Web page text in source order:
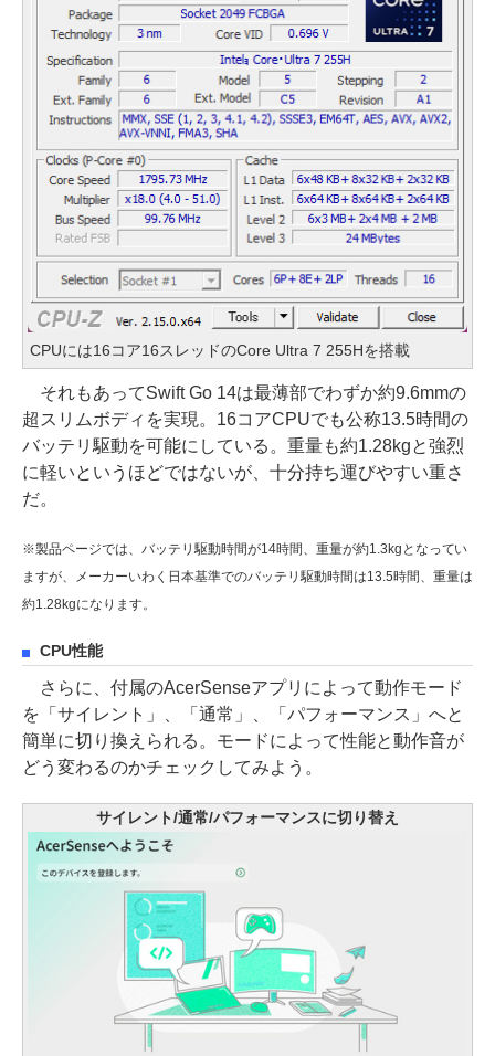
CPUには16コア16スレッドのCore Ultra 7 255Hを搭載
それもあってSwift Go 14は最薄部でわずか約9.6mmの
超スリムボディを実現。16コアCPUでも公称13.5時間の
バッテリ駆動を可能にしている。重量も約1.28kgと強烈
に軽いというほどではないが、十分持ち運びやすい重さ
だ。
※製品ページでは、バッテリ駆動時間が14時間、重量が約1.3kgとなってい
ますが、メーカーいわく日本基準でのバッテリ駆動時間は13.5時間、重量は
約1.28kgになります。
CPU性能
さらに、付属のAcerSenseアプリによって動作モード
を「サイレント」、「通常」、「パフォーマンス」へと
簡単に切り換えられる。モードによって性能と動作音が
どう変わるのかチェックしてみよう。
サイレント/通常/パフォーマンスに切り替え